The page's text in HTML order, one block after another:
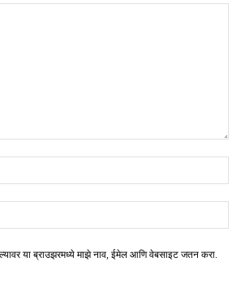
या ब्राउझरमध्ये माझे नाव, ईमेल आणि वेबसाइट जतन करा.